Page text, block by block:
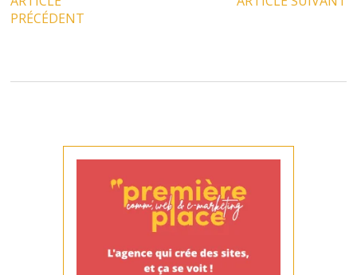
PRÉCÉDENT